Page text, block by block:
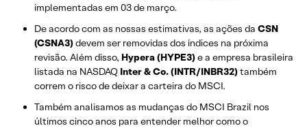
implementadas em 03 de março.
De acordo com as nossas estimativas, as ações da CSN
(CSNA3)devem ser removidas dos índices na próxima
revisão. Além disso, Hypera (HYPE3)e a empresa brasileira
listada na NASDAQ Inter & Co. (INTR/INBR32)também
correm o risco de deixar a carteira do MSCI.
Também analisamos as mudanças do MSCI Brazil nos
últimos cinco anos para entender melhor como o